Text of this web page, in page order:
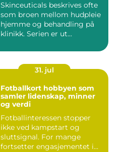
Skinceuticals beskrives ofte
som broen mellom hudpleie
hjemme og behandling på
klinikk. Serien er ut...
31. jul
Fotballkort hobbyen som
samler lidenskap, minner
og verdi
Fotballinteressen stopper
ikke ved kampstart og
sluttsignal. For mange
fortsetter engasjementet i